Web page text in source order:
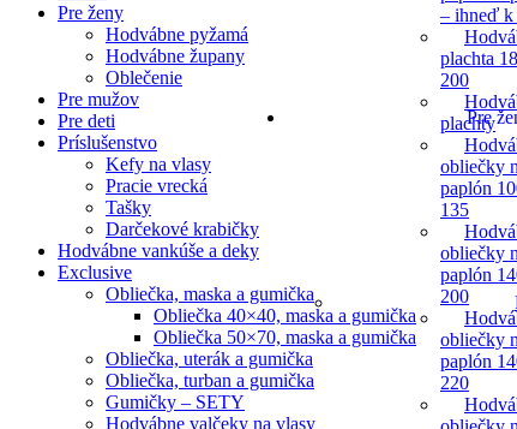
Pre
– ihneď k
plachta
200
plachty
obliečky
paplón
135
obliečky
paplón
200
obliečky
paplón
220
Pre ženy
Hodvábne pyžamá
Hodvábne župany
Oblečenie
Pre mužov
Pre deti
Príslušenstvo
Kefy na vlasy
Pracie vrecká
Tašky
Darčekové krabičky
Hodvábne vankúše a deky
Exclusive
Obliečka, maska a gumička
Obliečka 40×40, maska a gumička
Obliečka 50×70, maska a gumička
Obliečka, uterák a gumička
Obliečka, turban a gumička
Gumičky – SETY
Hodvábne valčeky na vlasy